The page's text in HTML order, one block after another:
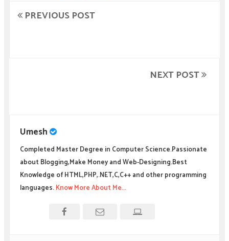
PREVIOUS POST
NEXT POST
Umesh
Completed Master Degree in Computer Science.Passionate
about Blogging,Make Money and Web-Designing.Best
Knowledge of HTML,PHP,.NET,C,C++ and other programming
languages.Know More About Me...